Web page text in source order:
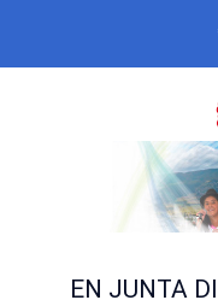
EN JUNTA